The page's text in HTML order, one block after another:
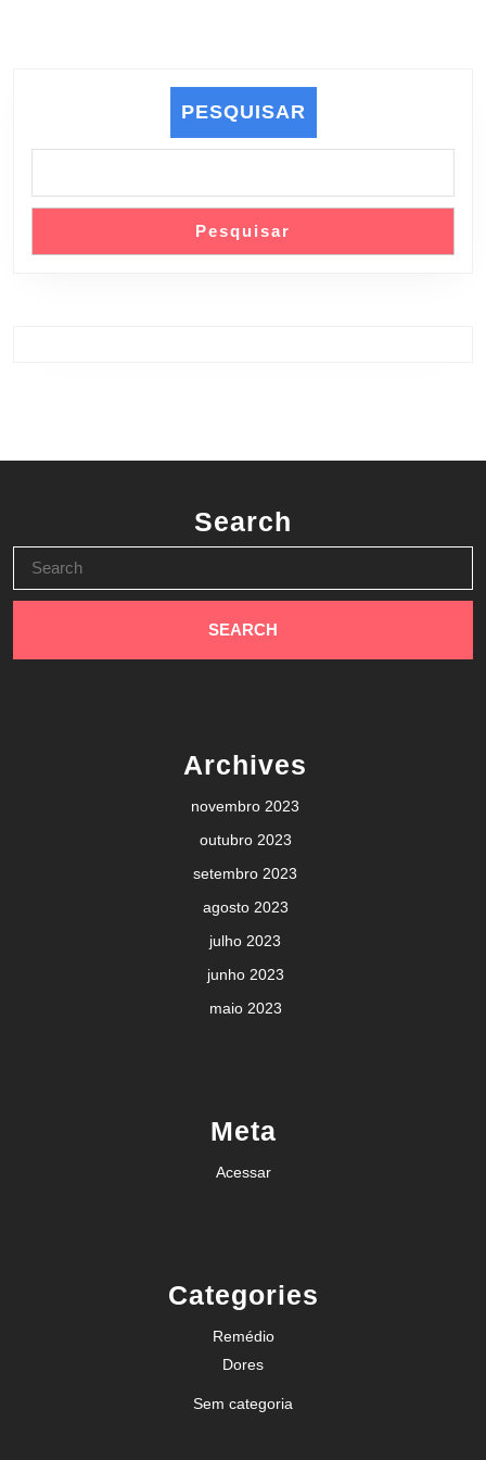
PESQUISAR
Pesquisar
Search
for:
Archives
novembro 2023
outubro 2023
setembro 2023
agosto 2023
julho 2023
junho 2023
maio 2023
Meta
Acessar
Categories
Remédio
Dores
Sem categoria